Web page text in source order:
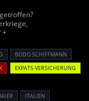
+
BODO SCHIFFMANN
EXPATS-VERSICHERUNG
ITALIEN